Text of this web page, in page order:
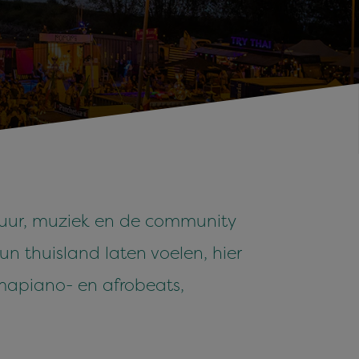
muziek en de community
thuisland laten voelen, hier
en afrobeats,